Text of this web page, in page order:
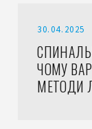
30.04.2025
ЧОМУ
МЕТОДИ